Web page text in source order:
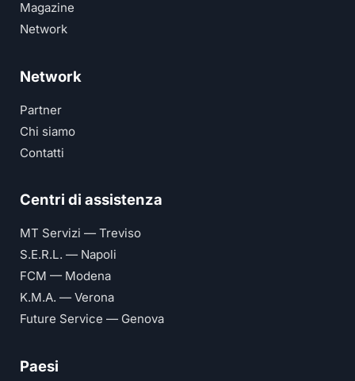
Magazine
Network
Network
Partner
Chi siamo
Contatti
Centri di assistenza
MT Servizi — Treviso
S.E.R.L. — Napoli
FCM — Modena
K.M.A. — Verona
Future Service — Genova
Paesi